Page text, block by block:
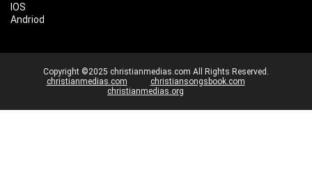
IOS
Andriod
Copyright ©2025 christianmedias.com All Rights Reserved.
christianmedias.com
christiansongsbook.com
christianmedias.org